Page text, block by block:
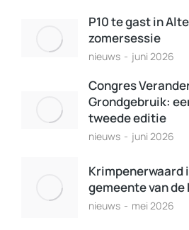
P10 te gast in
zomersessie
nieuws juni 2026
Congres
Grondgebruik:
tweede editie
nieuws juni 2026
Krimpenerwaard
gemeente van de
nieuws mei 2026